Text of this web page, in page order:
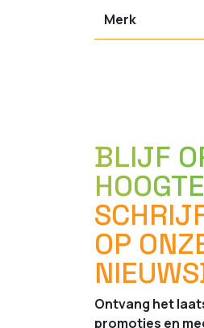
Merk
BLIJF
HOOGTE
OP
Ontvang het
promoties en